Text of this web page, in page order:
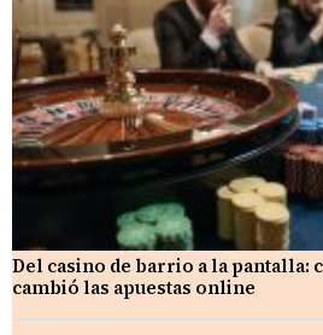
Del casino de barrio a la pantalla:
cambió las apuestas online